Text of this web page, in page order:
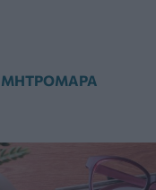
ΜΗΤΡΟΜΆΡΑ